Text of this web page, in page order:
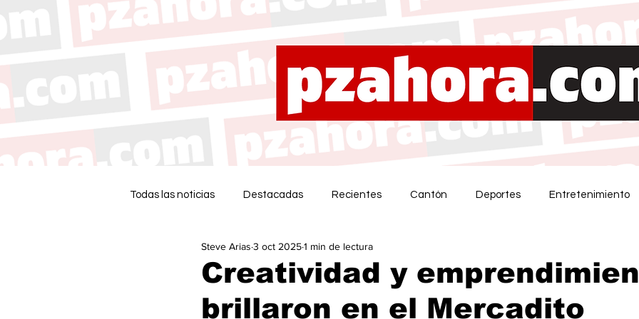
Todas las noticias Destacadas Recientes Cantón Deportes Entretenimiento
Creatividad y
brillaron en el Mercadito
Steve Arias 3 oct 20251 min de lectura